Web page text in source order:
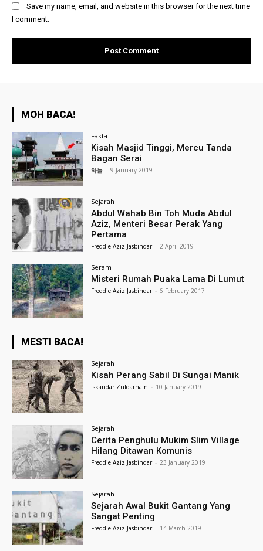
Save my name, email, and website in this browser for the next time
I comment.
MOH BACA!
Fakta
Kisah Masjid Tinggi, Mercu Tanda
Bagan Serai
하늘 - 9 January 2019
Sejarah
Abdul Wahab Bin Toh Muda Abdul
Aziz, Menteri Besar Perak Yang
Pertama
Freddie Aziz Jasbindar - 2 April 2019
Seram
Misteri Rumah Puaka Lama Di Lumut
Freddie Aziz Jasbindar - 6 February 2017
MESTI BACA!
Sejarah
Kisah Perang Sabil Di Sungai Manik
Iskandar Zulqarnain - 10 January 2019
Sejarah
Cerita Penghulu Mukim Slim Village
Hilang Ditawan Komunis
Freddie Aziz Jasbindar - 23 January 2019
Sejarah
Sejarah Awal Bukit Gantang Yang
Sangat Penting
Freddie Aziz Jasbindar - 14 March 2019